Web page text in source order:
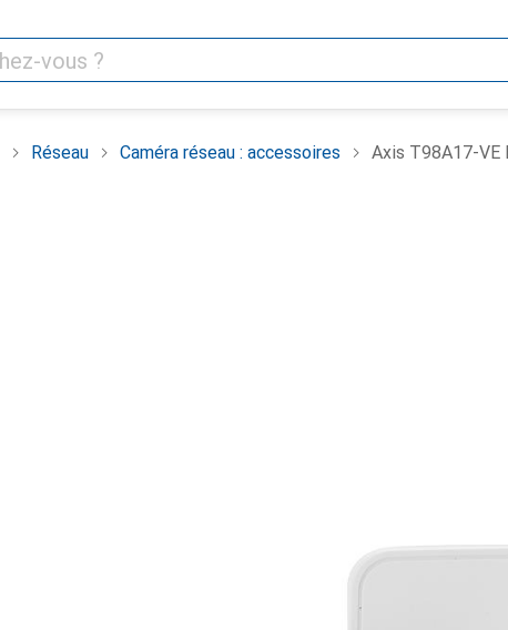
Réseau Caméra réseau : accessoires Axis T98A17-